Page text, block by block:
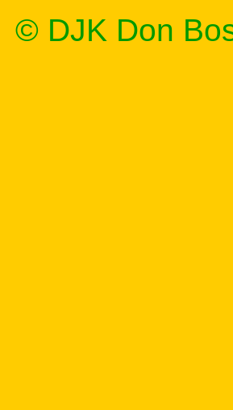
© DJK Don